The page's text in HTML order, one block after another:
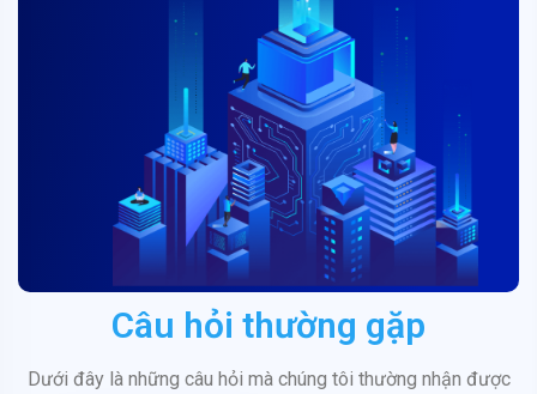
Câu hỏi thường gặp
Dưới đây là những câu hỏi mà chúng tôi thường nhận được